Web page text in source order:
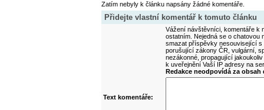
Zatím nebyly k článku napsány žádné komentáře.
Přidejte vlastní komentář k tomuto článku
Vážení návštěvníci, komentáře k
ostatním. Nejedná se o
smazat příspěvky nesouvisející
porušující zákony ČR, vulgární,
nezákonné, propagující
k uveřejnění Vaší IP adresy na
Redakce neodpovídá za
Text komentáře: